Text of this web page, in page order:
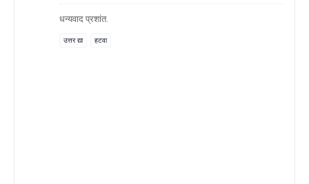
धन्यवाद प्रशांत.
उत्तर द्या हटवा